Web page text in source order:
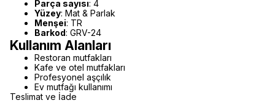
Parça sayısı: 4
Yüzey: Mat & Parlak
Menşei: TR
Barkod: GRV-24
Kullanım Alanları
Restoran mutfakları
Kafe ve otel mutfakları
Profesyonel aşçılık
Ev mutfağı kullanımı
Teslimat ve İade